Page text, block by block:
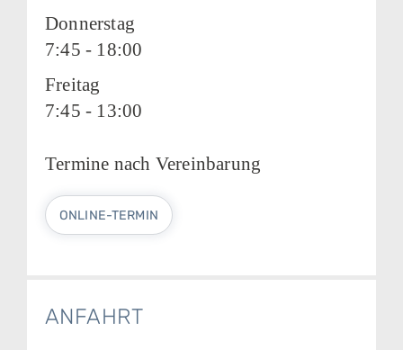
Donnerstag
7:45 - 18:00
Freitag
7:45 - 13:00
Termine nach Vereinbarung
ONLINE-TERMIN
ANFAHRT